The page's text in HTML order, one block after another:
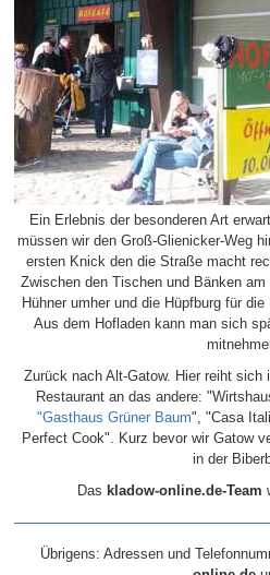
Ein Erlebnis der besonderen Art
müssen wir den Groß-Glienicker-Weg
ersten Knick den die Straße macht
Zwischen den Tischen und Bänken
Hühner umher und die Hüpfburg für
Aus dem Hofladen kann man sich
Zurück nach Alt-Gatow. Hier reiht sich
Restaurant an das andere:
"Gasthaus Grüner Baum", "Casa
Perfect Cook". Kurz bevor wir Gatow
in der
Das kladow-online.de-Team
Übrigens: Adressen und